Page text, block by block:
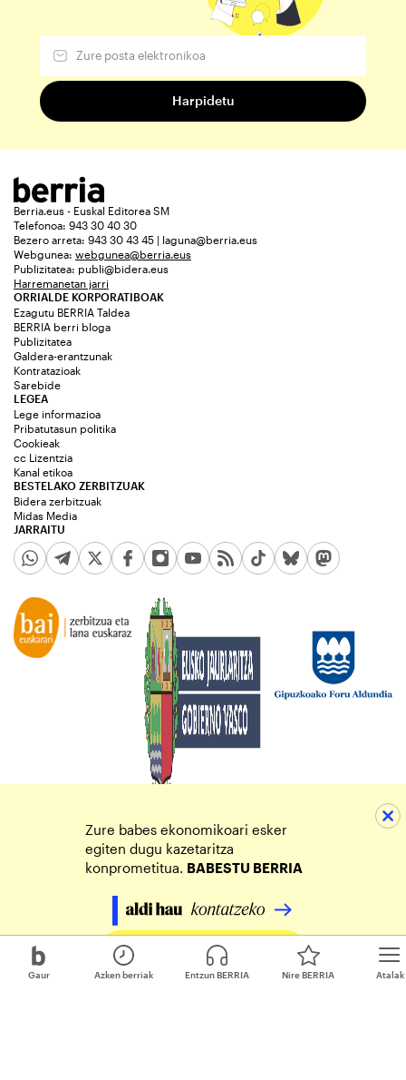
Gaur Atalak
Azken berriak Entzun BERRIA Nire BERRIA
Berria.eus - Euskal Editorea SM
Telefonoa: 943 30 40 30
Bezero arreta: 943 30 43 45 | laguna@berria.eus
Webgunea: webgunea@berria.eus
Publizitatea: publi@bidera.eus
Harremanetan jarri
ORRIALDE KORPORATIBOAK
Ezagutu BERRIA Taldea
BERRIA berri bloga
Publizitatea
Galdera-erantzunak
Kontratazioak
Sarebide
JARRAITU
LEGEA
Lege informazioa
Pribatutasun politika
Cookieak
cc Lizentzia
Kanal etikoa
BESTELAKO ZERBITZUAK
Bidera zerbitzuak
Midas Media
Zure babes ekonomikoari esker
egiten dugu kazetaritza
konprometitua. BABESTU BERRIA
Egin zure ekarpena